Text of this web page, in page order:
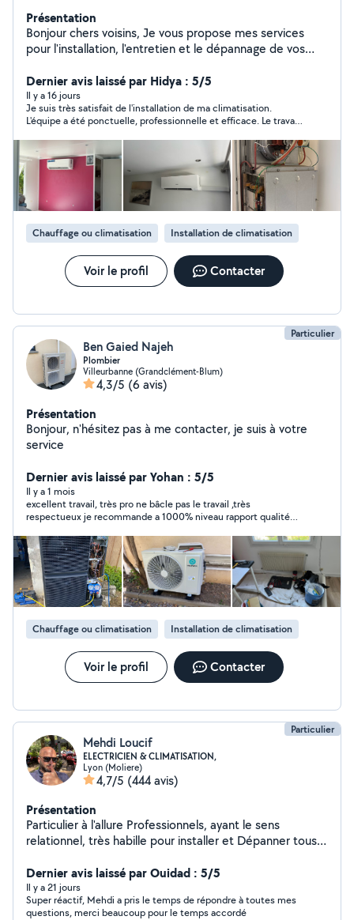
Présentation
Bonjour chers voisins, Je vous propose mes services
pour l'installation, l'entretien et le dépannage de vos
réparation) Chaudières toutes énergies Cumulus /
Chauffe-eaux Dépannage gaz tous types d'appareils
Travaux de plomberie (fuites, robinets, WC, etc.)
Professionnel, rapide et à l'écoute, j'interviens chez vous
avec sérieux et efficacité.
Dernier avis laissé par Hidya : 5/5
Il y a 16 jours
Je suis très satisfait de l'installation de ma climatisation.
L'équipe a été ponctuelle, professionnelle et efficace. Le travail
étaient claires, et le chantier a été laissé parfaitement propre.
La climatisation fonctionne parfaitement. Suite à mon
expérience très positive, j'ai recommandé cette entreprise à un
membre de ma famille, qui a également fait appel à leurs
services et en est tout aussi satisfait. Je recommande cette
entreprise sans hésitation pour son sérieux, la qualité de son
travail et son professionnalisme.
Chauffage ou climatisation
Installation de climatisation
Voir le profil Contacter
Particulier
Ben Gaied Najeh
Plombier
Villeurbanne (Grandclément-Blum)
4,3/5 (6 avis)
Présentation
Bonjour, n'hésitez pas à me contacter, je suis à votre
service
Dernier avis laissé par Yohan : 5/5
Il y a 1 mois
excellent travail, très pro ne bâcle pas le travail ,très
respectueux je recommande a 1000% niveau rapport qualité
Chauffage ou climatisation Installation de climatisation
Voir le profil Contacter
Particulier
Mehdi Loucif
ELECTRICIEN & CLIMATISATION,
Lyon (Moliere)
4,7/5 (444 avis)
Présentation
Particulier à l'allure Professionnels, ayant le sens
relationnel, très habille pour installer et Dépanner tous
Electroménager, Portail, Volet, Store, Tableau
électrique, interphone Bac Pro, CAP, avec 20 ans
d'expérience.
Dernier avis laissé par Ouidad : 5/5
Il y a 21 jours
Super réactif, Mehdi a pris le temps de répondre à toutes mes
questions, merci beaucoup pour le temps accordé